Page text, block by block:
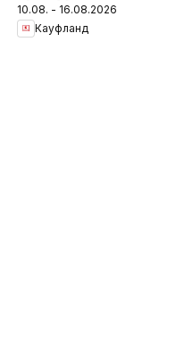
10.08. - 16.08.2026
Кауфланд